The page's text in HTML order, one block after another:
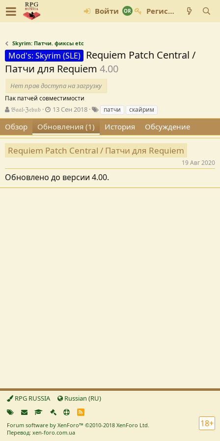
Войти Регистрация
Skyrim: Патчи. фиксы etc
Mod's: Skyrim (SLE)
Requiem Patch Central /
Патчи для Requiem 4.00
Нет прав доступа на загрузку
Пак патчей совместимости
А
в
т
о
р
𝔅𝔞𝔞𝔩-ℨ𝔢𝔟𝔲𝔟
Д
а
т
а
с
о
д
а
н
13 Сен 2018
е
и
патчи скайрим
Обзор Обновления (1) История Обсуждение
Requiem Patch Central / Патчи для Requiem
19 Авг 2020
Обновлено до версии 4.00.
RPG RUSSIA Russian (RU)
R
S
18+
Forum software by XenForo™ ©2010-2018 XenForo Ltd.
Перевод: xen-foro.com.ua